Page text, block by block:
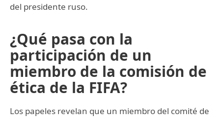
del presidente ruso.
¿Qué pasa con la
participación de un
miembro de la comisión de
ética de la FIFA?
Los papeles revelan que un miembro del comité de